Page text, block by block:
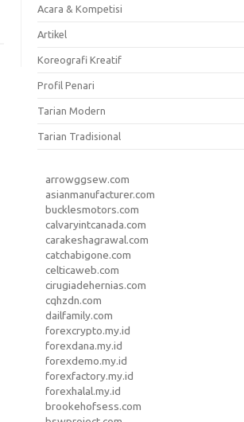
Acara & Kompetisi
Artikel
Koreografi Kreatif
Profil Penari
Tarian Modern
Tarian Tradisional
arrowggsew.com
asianmanufacturer.com
bucklesmotors.com
calvaryintcanada.com
carakeshagrawal.com
catchabigone.com
celticaweb.com
cirugiadehernias.com
cqhzdn.com
dailfamily.com
forexcrypto.my.id
forexdana.my.id
forexdemo.my.id
forexfactory.my.id
forexhalal.my.id
brookehofsess.com